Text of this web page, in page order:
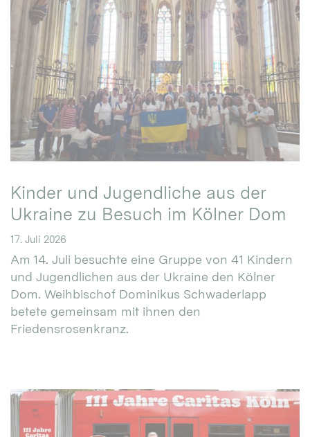
Kinder und Jugendliche aus der
Ukraine zu Besuch im Kölner Dom
17. Juli 2026
Am 14. Juli besuchte eine Gruppe von 41 Kindern
und Jugendlichen aus der Ukraine den Kölner
Dom. Weihbischof Dominikus Schwaderlapp
betete gemeinsam mit ihnen den
Friedensrosenkranz.